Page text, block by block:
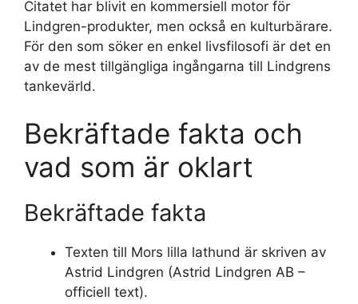
Citatet har blivit en kommersiell motor för
Lindgren-produkter, men också en kulturbärare.
För den som söker en enkel livsfilosofi är det en
av de mest tillgängliga ingångarna till Lindgrens
tankevärld.
Bekräftade fakta och
vad som är oklart
Bekräftade fakta
Texten till Mors lilla lathund är skriven av
Astrid Lindgren (Astrid Lindgren AB –
officiell text).